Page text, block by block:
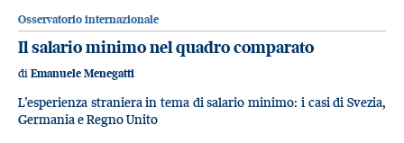
Osservatorio internazionale
Il salario minimo nel quadro comparato
di Emanuele Menegatti
L’esperienza straniera in tema di salario minimo: i casi di Svezia,
Germania e Regno Unito